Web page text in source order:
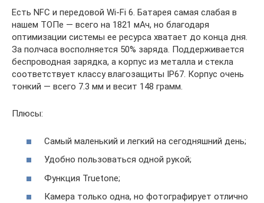
Есть NFC и передовой Wi-Fi 6. Батарея самая слабая в
нашем ТОПе — всего на 1821 мАч, но благодаря
оптимизации системы ее ресурса хватает до конца дня.
За полчаса восполняется 50% заряда. Поддерживается
беспроводная зарядка, а корпус из металла и стекла
соответствует классу влагозащиты IP67. Корпус очень
тонкий — всего 7.3 мм и весит 148 грамм.
Плюсы:
Самый маленький и легкий на сегодняшний день;
Удобно пользоваться одной рукой;
Функция Truetone;
Камера только одна, но фотографирует отлично